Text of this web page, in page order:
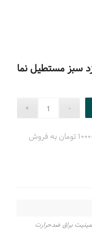
سبز مستطیل نما
زیرلیوانی ها به صورت تک با قیمت ۱۰۰۰۰ تومان به فروش
براق ضدحرارت